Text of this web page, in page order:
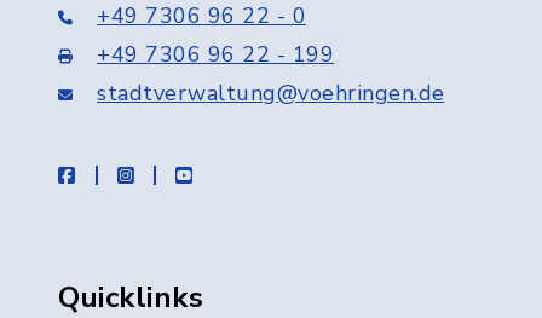
+49 7306 96 22 - 0
+49 7306 96 22 - 199
stadtverwaltung@voehringen.de
facebookinstagramyoutube
Quicklinks